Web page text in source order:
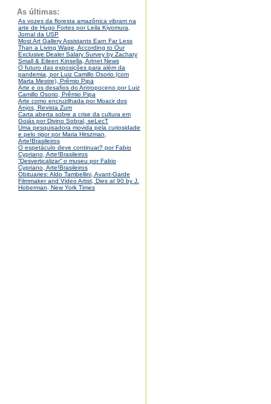
As últimas:
As vozes da floresta amazônica vibram na
arte de Hugo Fortes por Leila Kiyomura,
Jornal da USP
Most Art Gallery Assistants Earn Far Less
Than a Living Wage, According to Our
Exclusive Dealer Salary Survey by Zachary
Small & Eileen Kinsella, Artnet News
O futuro das exposições para além da
pandemia, por Luiz Camillo Osorio (com
Marta Mestre), Prêmio Pipa
Arte e os desafios do Antropoceno por Luiz
Camillo Osorio, Prêmio Pipa
Arte como encruzilhada por Moacir dos
Anjos, Revista Zum
Carta aberta sobre a crise da cultura em
Goiás por Divino Sobral, seLecT
Uma pesquisadora movida pela curiosidade
e pelo rigor por Maria Hirszman,
Arte!Brasileiros
O espetáculo deve continuar? por Fabio
Cypriano, Arte!Brasileiros
“Desverticalizar” o museu por Fabio
Cypriano, Arte!Brasileiros
Obituaries: Aldo Tambellini, Avant-Garde
Filmmaker and Video Artist, Dies at 90 by J.
Hoberman, New York Times